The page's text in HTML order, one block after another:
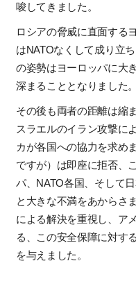
唆してきました。
ロシアの脅威に直面する
はNATOなくして成り立
の姿勢はヨーロッパに大
深まることとなりました。
その後も両者の距離は縮
スラエルのイラン攻撃に
カが各国への協力を求め
ですが）は即座に拒否、
パ、 NATO各国、そして
と大きな不満をあからさ
による解決を重視し、ア
る、この安全保障に対す
を与えました。